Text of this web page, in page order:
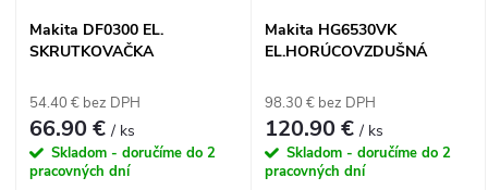
Makita DF0300 EL.
SKRUTKOVAČKA
54.40 € bez DPH
66.90 €/ ks
Skladom - doručíme do 2
pracovných dní
Makita HG6530VK
EL.HORÚCOVZDUŠNÁ
98.30 € bez DPH
120.90 €/ ks
Skladom - doručíme do 2
pracovných dní